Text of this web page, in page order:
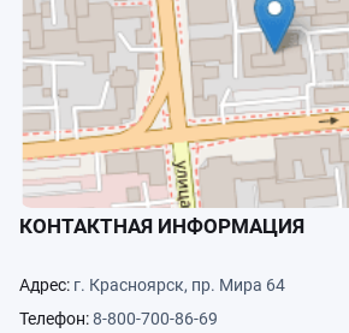
КОНТАКТНАЯ ИНФОРМАЦИЯ
Адрес: г. Красноярск, пр. Мира 64
Телефон:8-800-700-86-69